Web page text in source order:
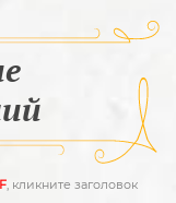
, кликните заголовок